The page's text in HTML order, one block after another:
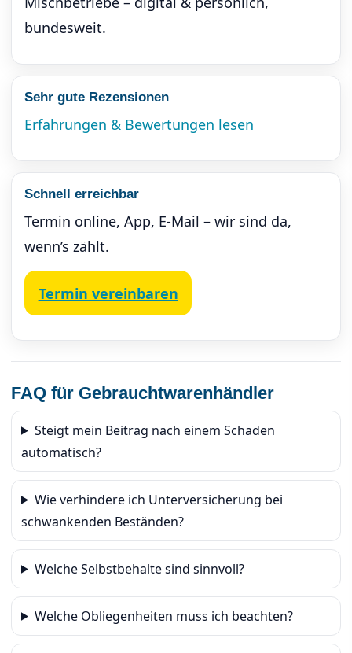
bundesweit.
Sehr gute Rezensionen
Erfahrungen & Bewertungen lesen
Schnell erreichbar
Termin online, App, E-Mail – wir sind da,
wenn’s zählt.
Termin ver­ein­baren
FAQ für Gebrauchtwarenhändler
Steigt mein Beitrag nach einem Schaden
automatisch?
Wie verhindere ich Unterversicherung bei
schwankenden Beständen?
Welche Selbst­behalte sind sinnvoll?
Welche Obliegenheiten muss ich beachten?